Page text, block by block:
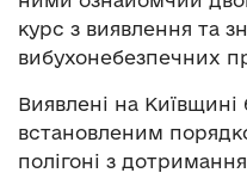
курс з виявлення та
вибухонебезпечних
Виявлені на
встановленим
полігоні з